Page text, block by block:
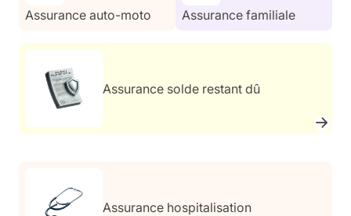
Assurance auto-moto Assurance familiale
Assurance solde restant dû
Assurance hospitalisation